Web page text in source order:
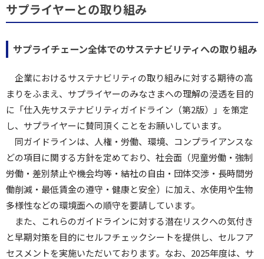
サプライヤーとの取り組み
サプライチェーン全体でのサステナビリティへの取り組み
企業におけるサステナビリティの取り組みに対する期待の高
まりをふまえ、サプライヤーのみなさまへの理解の浸透を目的
に「仕入先サステナビリティガイドライン（第2版）」を策定
し、サプライヤーに賛同頂くことをお願いしています。
同ガイドラインは、人権・労働、環境、コンプライアンスな
どの項目に関する方針を定めており、社会面（児童労働・強制
労働・差別禁止や機会均等・結社の自由・団体交渉・長時間労
働削減・最低賃金の遵守・健康と安全）に加え、水使用や生物
多様性などの環境面への順守を要請しています。
また、これらのガイドラインに対する潜在リスクへの気付き
と早期対策を目的にセルフチェックシートを提供し、セルフア
セスメントを実施いただいております。なお、2025年度は、サ